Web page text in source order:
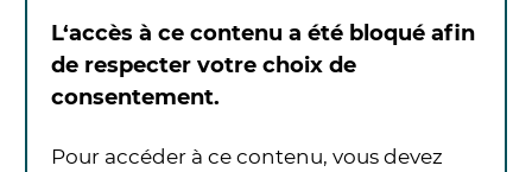
L‘accès à ce contenu a été bloqué afin
de respecter votre choix de
consentement.
Pour accéder à ce contenu, vous devez